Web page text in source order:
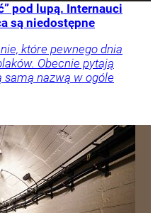
pod lupą. Internauci
są niedostępne
które pewnego dnia
Obecnie pytają
samą nazwą w ogóle